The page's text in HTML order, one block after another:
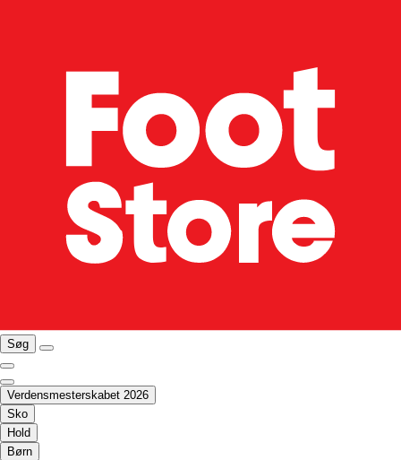
Søg
Verdensmesterskabet 2026
Sko
Hold
Børn